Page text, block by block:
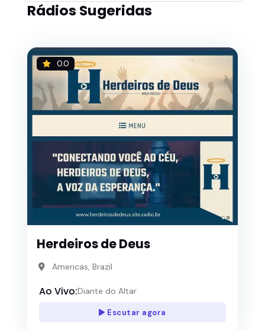
Rádios Sugeridas
0.0
Herdeiros de Deus
Americas, Brazil
Ao Vivo:Diante do Altar
Escutar agora